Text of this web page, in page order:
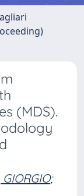
(MDS).
;